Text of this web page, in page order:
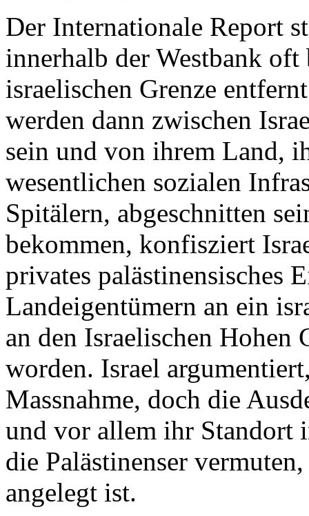
Der Internationale Report
innerhalb der Westbank
israelischen Grenze
werden dann zwischen
sein und von ihrem Land,
wesentlichen sozialen
Spitälern, abgeschnitten
bekommen, konfisziert
privates palästinensisches
Landeigentümern an ein
an den Israelischen Hohen
worden. Israel
Massnahme, doch die
und vor allem ihr Standort
die Palästinenser
angelegt ist.